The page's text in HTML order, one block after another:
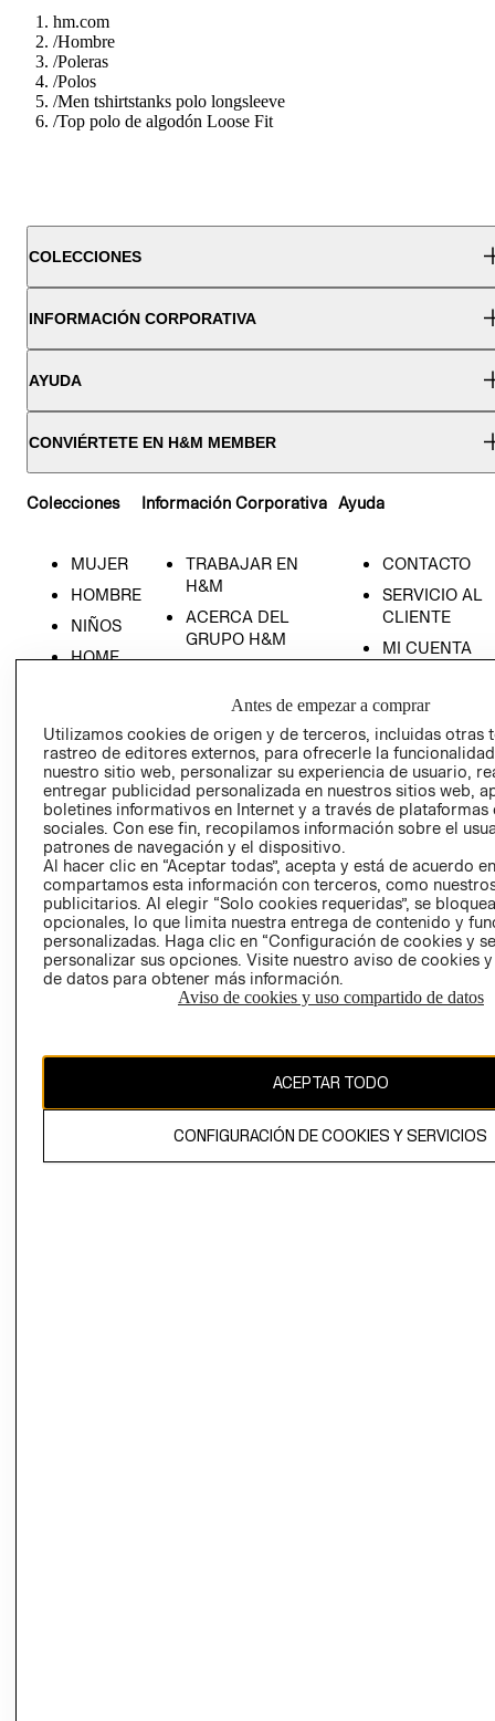
hm.com
/Hombre
/Poleras
/Polos
/Men tshirtstanks polo longsleeve
/Top polo de algodón Loose Fit
COLECCIONES
INFORMACIÓN CORPORATIVA
AYUDA
CONVIÉRTETE EN H&M MEMBER
Colecciones
MUJER
HOMBRE
NIÑOS
HOME
Información Corporativa
TRABAJAR EN
H&M
ACERCA DEL
GRUPO H&M
RELACIÓN CON
INVERSIONISTAS
POLÍTICA
EMPRESARIAL
Ayuda
CONTACTO
SERVICIO AL
CLIENTE
MI CUENTA
TIENDAS
- RETIRO EN
TIENDA
TÉRMINOS Y
CONDICIONES
AVISO DE
PRIVACIDAD
GIFT CARD
AVISO DE
COOKIES
CAMBIAR REGIÓN
Antes de empezar a comprar
Utilizamos cookies de origen y de terceros, incluidas otras
rastreo de editores externos, para ofrecerle la
nuestro sitio web, personalizar su experiencia de usuario,
entregar publicidad personalizada en nuestros sitios web,
boletines informativos en Internet y a través de plataformas
sociales. Con ese fin, recopilamos información sobre el
patrones de navegación y el dispositivo.
Al hacer clic en “Aceptar todas”, acepta y está de acuerdo
compartamos esta información con terceros, como
publicitarios. Al elegir “Solo cookies requeridas”, se
opcionales, lo que limita nuestra entrega de contenido y
personalizadas. Haga clic en “Configuración de cookies y
personalizar sus opciones. Visite nuestro aviso de cookies
de datos para obtener más información.
Aviso de cookies y uso compartido de datos
ACEPTAR TODO
CONFIGURACIÓN DE COOKIES Y SERVICIOS